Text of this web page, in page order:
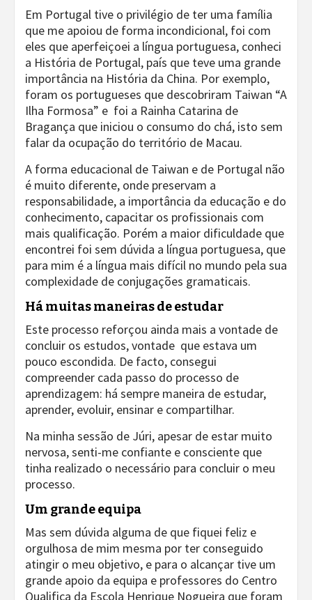
Em Portugal tive o privilégio de ter uma família
que me apoiou de forma incondicional, foi com
eles que aperfeiçoei a língua portuguesa, conheci
a História de Portugal, país que teve uma grande
importância na História da China. Por exemplo,
foram os portugueses que descobriram Taiwan “A
Ilha Formosa” e foi a Rainha Catarina de
Bragança que iniciou o consumo do chá, isto sem
falar da ocupação do território de Macau.
A forma educacional de Taiwan e de Portugal não
é muito diferente, onde preservam a
responsabilidade, a importância da educação e do
conhecimento, capacitar os profissionais com
mais qualificação. Porém a maior dificuldade que
encontrei foi sem dúvida a língua portuguesa, que
para mim é a língua mais difícil no mundo pela sua
complexidade de conjugações gramaticais.
Há muitas maneiras de estudar
Este processo reforçou ainda mais a vontade de
concluir os estudos, vontade que estava um
pouco escondida. De facto, consegui
compreender cada passo do processo de
aprendizagem: há sempre maneira de estudar,
aprender, evoluir, ensinar e compartilhar.
Na minha sessão de Júri, apesar de estar muito
nervosa, senti-me confiante e consciente que
tinha realizado o necessário para concluir o meu
processo.
Um grande equipa
Mas sem dúvida alguma de que fiquei feliz e
orgulhosa de mim mesma por ter conseguido
atingir o meu objetivo, e para o alcançar tive um
grande apoio da equipa e professores do Centro
Qualifica da Escola Henrique Nogueira que foram